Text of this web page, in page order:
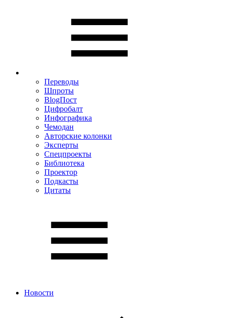
Переводы
Шпроты
BlogПост
Цифробалт
Инфографика
Чемодан
Авторские колонки
Эксперты
Спецпроекты
Библиотека
Проектор
Подкасты
Цитаты
Новости